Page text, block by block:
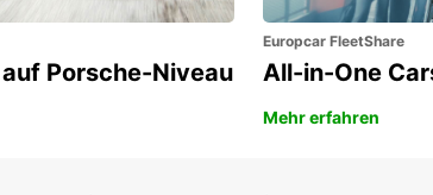
Porsche-Niveau
Europcar FleetShare
All-in-One
Mehr erfahren